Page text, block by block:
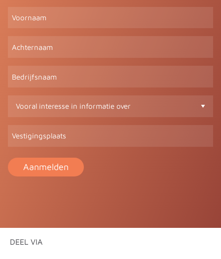
Voornaam
Achternaam
Bedrijfsnaam
Vooral
over
(Vereist)
Vestigingsplaats
DEEL VIA